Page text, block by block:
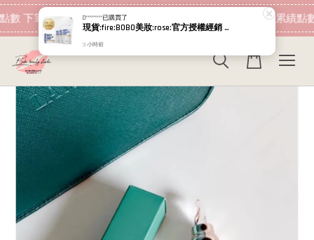
下筆消費即可折抵 現在去購物！ 加入會員 消費即可累績點
D********已購買了
現貨:fire:BOBO美妝:rose:官方授權經銷 日本NIPPI 日本製100%純膠原蛋白胜肽白金版 1盒3袋(附5g湯匙) 易吸收
3 小時前